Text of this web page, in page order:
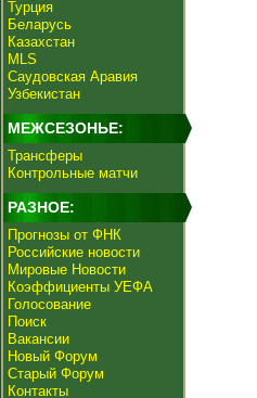
Турция
Беларусь
Казахстан
MLS
Саудовская Аравия
Узбекистан
МЕЖСЕЗОНЬЕ:
Трансферы
Контрольные матчи
РАЗНОЕ:
Прогнозы от ФНК
Российские новости
Мировые Новости
Коэффициенты УЕФА
Голосование
Поиск
Вакансии
Новый Форум
Старый Форум
Контакты